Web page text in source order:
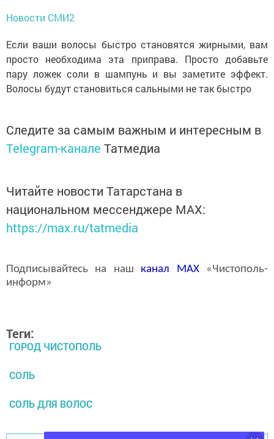
Новости СМИ2
Если ваши волосы быстро становятся жирными, вам
просто необходима эта приправа. Просто добавьте
пару ложек соли в шампунь и вы заметите эффект.
Волосы будут становиться сальными не так быстро
Следите за самым важным и интересным в
Telegram-канале Татмедиа
Читайте новости Татарстана в
национальном мессенджере MАХ:
https://max.ru/tatmedia
Подписывайтесь на наш канал MAX«Чистополь-
информ»
Теги:
ГОРОД ЧИСТОПОЛЬ
СОЛЬ
СОЛЬ ДЛЯ ВОЛОС